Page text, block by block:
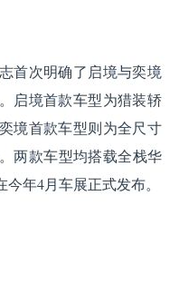
首次明确了启境与奕境
启境首款车型为猎装轿
境首款车型则为全尺寸
两款车型均搭载全栈华
年4月车展正式发布。